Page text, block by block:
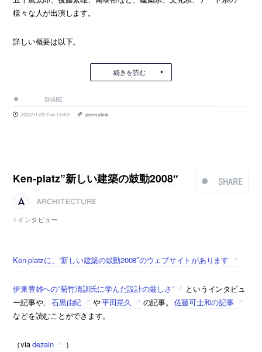
様々な人が出演します。
詳しい概要は以下。
続きを読む
SHARE
2007.11.20 Tue 13:40 permalink
SHARE
Ken-platz”新しい建築の鼓動2008″
ARCHITECTURE
インタビュー
Ken-platzに、”新しい建築の鼓動2008″のウェブサイトがあります
伊東豊雄への”菊竹清訓氏に学んだ設計の厳しさ”
というインタビュ
ー記事や、
石黒由紀 や平田晃久 の記事。 佐藤可士和の記事
などを読むことができます。
（viadezain ）